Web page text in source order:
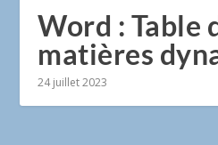
Word : Table
matières
24 juillet 2023